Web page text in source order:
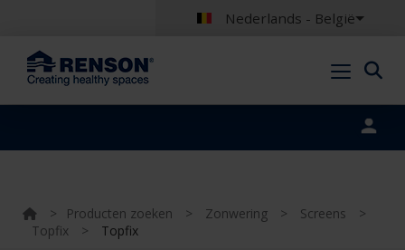
Nederlands - België
> Producten zoeken > Zonwering > Screens
>
Topfix
> Topfix